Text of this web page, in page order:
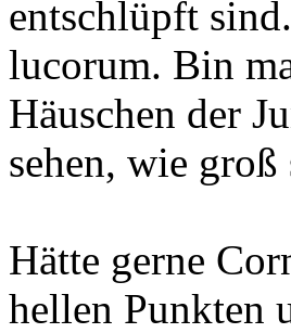
entschlüpft
lucorum. Bin
Häuschen der
sehen, wie groß
Hätte gerne
hellen Punkten